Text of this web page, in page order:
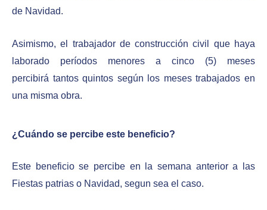
de Navidad.
Asimismo, el trabajador de construcción civil que haya
laborado períodos menores a cinco (5) meses
percibirá tantos quintos según los meses trabajados en
una misma obra.
¿Cuándo se percibe este beneficio?
Este beneficio se percibe en la semana anterior a las
Fiestas patrias o Navidad, segun sea el caso.